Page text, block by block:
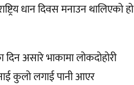
धान दिवस मनाउन थालिएको हो
असारे भाकामा लोकदोहोरी
कुलो लगाई पानी आएर